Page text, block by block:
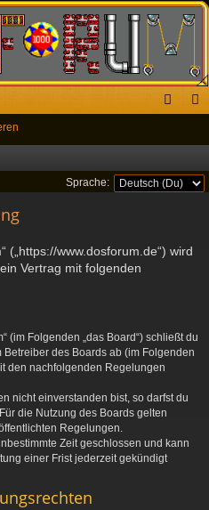
el rieu
Sprache:
(„https://www.dosforum.de“) wird
Vertrag mit folgenden
(im Folgenden „das Board“) schließt du
des Boards ab (im Folgenden
den nachfolgenden Regelungen
nicht einverstanden bist, so darfst du
die Nutzung des Boards gelten
Regelungen.
Zeit geschlossen und kann
einer Frist jederzeit gekündigt